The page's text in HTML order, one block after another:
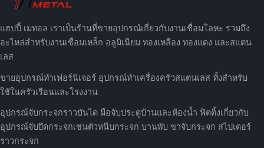
แฮปปี้ เมทอล เราเป็นร้านที่ขายอุปกรณ์เกี่ยวกับงานเชื่อมโลหะ รวมถึง
อะไหล่สำหรับงานเชื่อมเหล็ก อลูมิเนียม ทองเหลือง ทองแดง และสแตน
เลส
ขายอุปกรณ์ทำเฟอร์นิเจอร์ อุปกรณ์ทำเครื่องครัวสแตนเลส ทั้งสำหรับ
ใช้ในครัวเรือนและโรงงาน
อุปกรณ์จับกระจกราวบันได มือจับประตูบ้านและห้องน้ำ ฟิตติ้งเกี่ยวกับ
อุปกรณ์จับยึดกระจกเช่นตัวหนีบกระจก บานพับ ขาจับกระจก สไปเดอร์
ราวกระจก